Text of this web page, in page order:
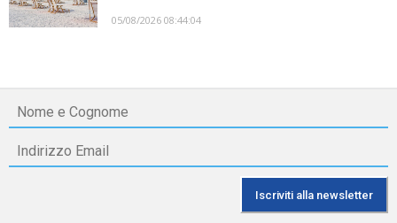
05/08/2026 08:44:04